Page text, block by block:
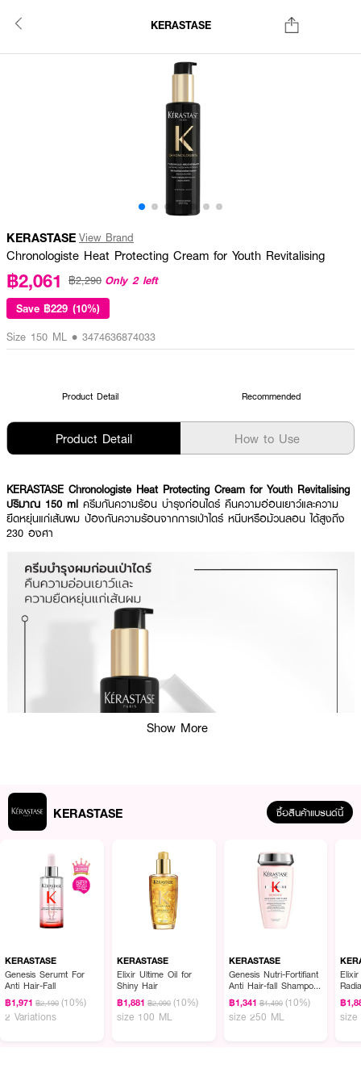
KERASTASE
KERASTASE View Brand
Chronologiste Heat Protecting Cream for Youth Revitalising
฿2,061 ฿2,290 Only 2 left
Save ฿229 (10%)
Size 150 ML • 3474636874033
Product Detail Recommended
Product Detail How to Use
KERASTASE Chronologiste Heat Protecting Cream for Youth Revitalising
ปริมาณ 150 ml ครีมกันความร้อน บำรุงก่อนไดร์ คืนความอ่อนเยาว์และความ
ยืดหยุ่นแก่เส้นผม ป้องกันความร้อนจากการเป่าไดร์ หนีบหรือม้วนลอน ได้สูงถึง
230 องศา
ผลลัพธ์ที่ได้ :
เส้นผมนุ่มลื่นยืดหยุ่น ไม่เปราะหักง่ายป้องกันความชื้นจากภายนอกลดชี้ฟู เพิ่ม
ประกายเงางาม ป้องกันความร้อนจากการเป่าไดร์ หนีบหรือม้วนลอน ได้สูงถึง
230 องศา
● ครีมกันความร้อน บำรุงก่อนไดร์ คืนความอ่อนเยาว์และความยืดหยุ่นแก่เส้นผม
Show More
KERASTASE ซื้อสินค้าแบรนด์นี้
KERASTASE
Genesis Serumt For
Anti Hair-Fall
฿1,971 ฿2,190 (10%)
2 Variations
KERASTASE
Elixir Ultime Oil for
Shiny Hair
฿1,881 ฿2,090 (10%)
size 100 ML
KERASTASE
Genesis Nutri-Fortifiant
Anti Hair-fall Shampoo
for Thick Hair
฿1,341 ฿1,490 (10%)
size 250 ML
Oil
฿
size